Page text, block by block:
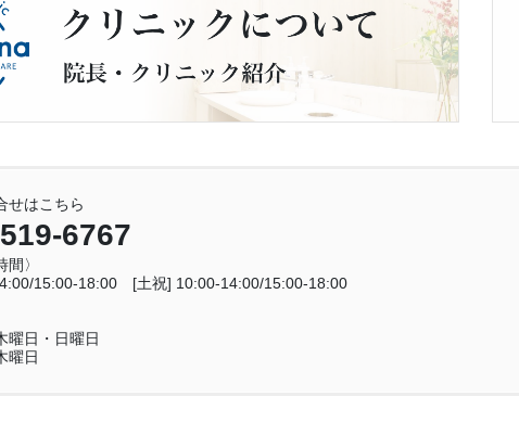
せはこちら
6767
間〉
15:00-18:00 [土祝] 10:00-14:00/15:00-18:00
曜日・日曜日
曜日